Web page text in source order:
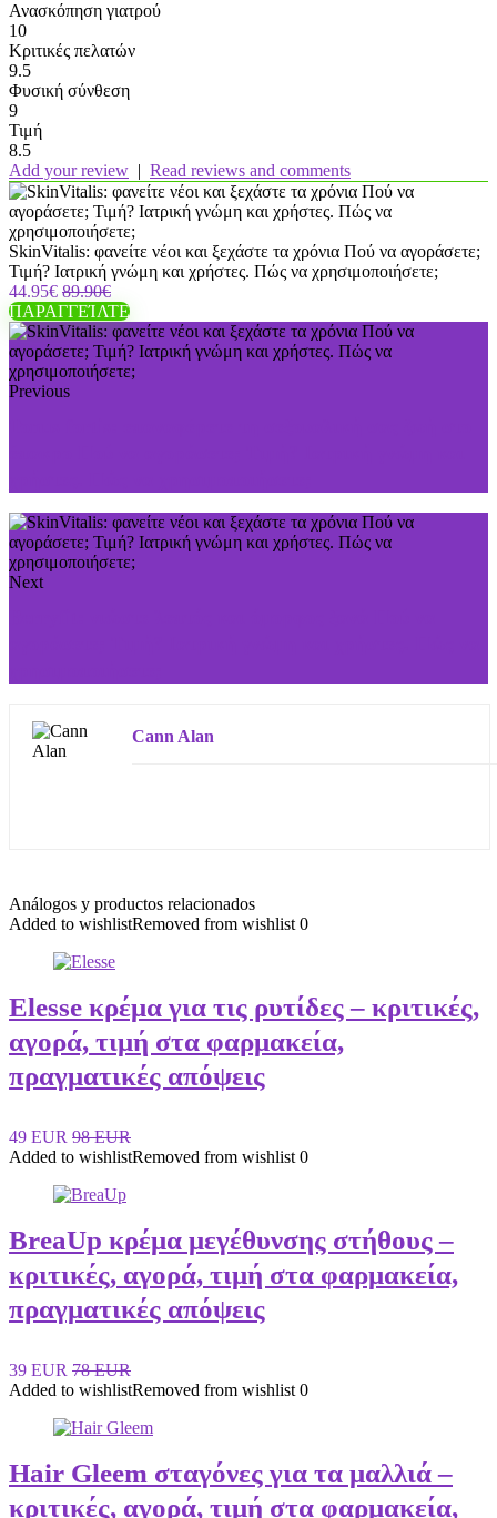
Ανασκόπηση γιατρού
10
Κριτικές πελατών
9.5
Φυσική σύνθεση
9
Τιμή
8.5
Add your review | Read reviews and comments
SkinVitalis: φανείτε νέοι και ξεχάστε τα χρόνια Πού να αγοράσετε;
Τιμή? Ιατρική γνώμη και χρήστες. Πώς να χρησιμοποιήσετε;
44.95€ 89.90€
ΠΑΡΑΓΓΕΊΛΤΕ
Previous
Next
Cann Alan
Análogos y productos relacionados
Added to wishlistRemoved from wishlist 0
Elesse κρέμα για τις ρυτίδες – κριτικές,
αγορά, τιμή στα φαρμακεία,
πραγματικές απόψεις
49 EUR 98 EUR
Added to wishlistRemoved from wishlist 0
BreaUp κρέμα μεγέθυνσης στήθους –
κριτικές, αγορά, τιμή στα φαρμακεία,
πραγματικές απόψεις
39 EUR 78 EUR
Added to wishlistRemoved from wishlist 0
Hair Gleem σταγόνες για τα μαλλιά –
κριτικές, αγορά, τιμή στα φαρμακεία,